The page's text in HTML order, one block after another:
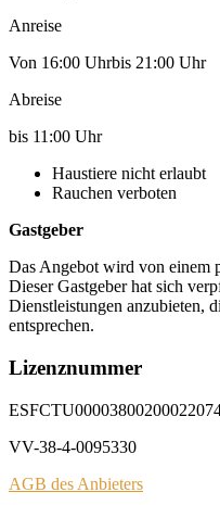
Anreise
Von 16:00 Uhrbis 21:00 Uhr
Abreise
bis 11:00 Uhr
Haustiere nicht erlaubt
Rauchen verboten
Gastgeber
Das Angebot wird von einem
Dieser Gastgeber hat sich
Dienstleistungen anzubieten,
entsprechen.
Lizenznummer
VV-38-4-0095330
AGB des Anbieters